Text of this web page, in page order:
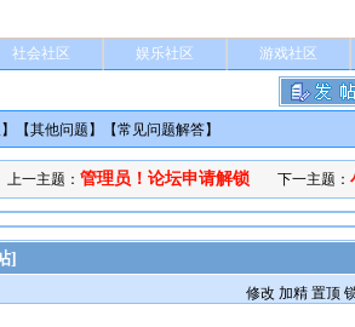
社会社区 娱乐社区 游戏社区
】【其他问题 】【常见问题解答】
上一主题： 管理员！论坛申请解锁 下一主题：
]
修改 加精 置顶